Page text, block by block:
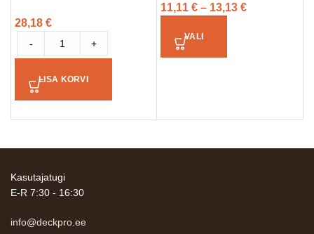
28,18 €
- +
LISA KORVI
11,11 € – 13,13 €
VALI
Kasutajatugi
E-R 7:30 - 16:30
info@deckpro.ee